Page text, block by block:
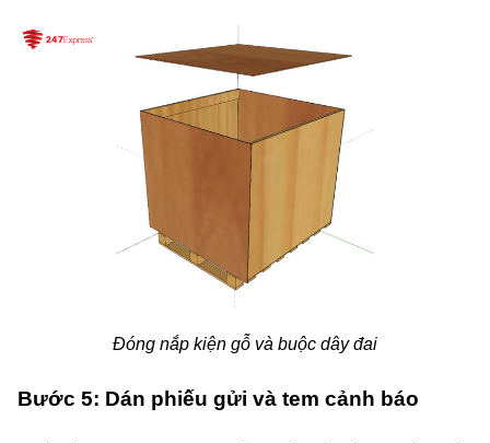
Đóng nắp kiện gỗ và buộc dây đai
Bước 5: Dán phiếu gửi và tem cảnh báo